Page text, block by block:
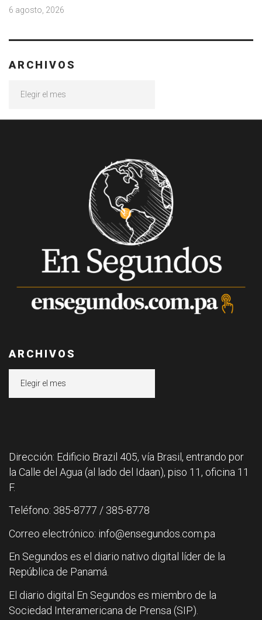
6 agosto, 2026
ARCHIVOS
ARCHIVOS
Dirección: Edificio Brazil 405, vía Brasil, entrando por
la Calle del Agua (al lado del Idaan), piso 11, oficina 11
F.
Teléfono: 385-8777 / 385-8778
Correo electrónico: info@ensegundos.com.pa
En Segundos es el diario nativo digital líder de la
República de Panamá.
El diario digital En Segundos es miembro de la
Sociedad Interamericana de Prensa (SIP).